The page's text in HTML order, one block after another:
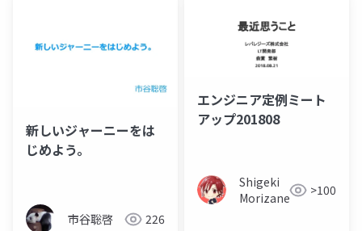
新しいジャーニーをは
じめよう。
市谷聡啓 226
エンジニア定例ミート
アップ201808
Shigeki
Morizane
>100